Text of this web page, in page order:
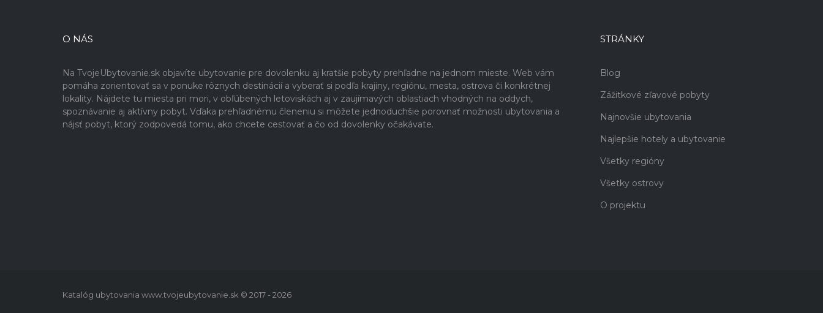
O NÁS
Na TvojeUbytovanie.sk objavíte ubytovanie pre dovolenku aj kratšie pobyty prehľadne na jednom mieste. Web vám
pomáha zorientovať sa v ponuke rôznych destinácií a vyberať si podľa krajiny, regiónu, mesta, ostrova či konkrétnej
lokality. Nájdete tu miesta pri mori, v obľúbených letoviskách aj v zaujímavých oblastiach vhodných na oddych,
spoznávanie aj aktívny pobyt. Vďaka prehľadnému členeniu si môžete jednoduchšie porovnať možnosti ubytovania a
nájsť pobyt, ktorý zodpovedá tomu, ako chcete cestovať a čo od dovolenky očakávate.
STRÁNKY
Blog
Zážitkové zľavové pobyty
Najnovšie ubytovania
Najlepšie hotely a ubytovanie
Všetky regióny
Všetky ostrovy
O projektu
Katalóg ubytovania www.tvojeubytovanie.sk © 2017 - 2026